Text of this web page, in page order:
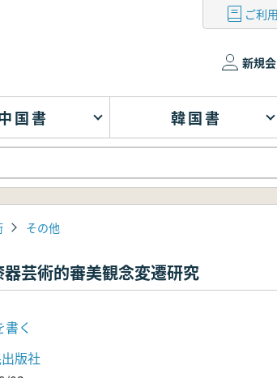
ご利
新規
国書 韓国書
その他
芸術的審美観念変遷研究
書く
版社